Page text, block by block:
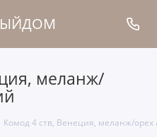
меланж/
Комод 4 ств, Венеция, меланж/орех